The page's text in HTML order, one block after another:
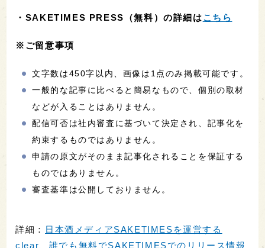
・ SAKETIMES PRESS（無料）の詳細はこちら
※ご留意事項
文字数は450字以内、画像は1点のみ掲載可能です。
一般的な記事に比べると簡易なもので、個別の取材
などが入ることはありません。
配信可否は社内審査に基づいて決定され、記事化を
約束するものではありません。
申請の原文がそのまま記事化されることを保証する
ものではありません。
審査基準は公開しておりません。
詳細：
日本酒メディアSAKETIMESを運営する
clear、誰でも無料でSAKETIMESでのリリース情報